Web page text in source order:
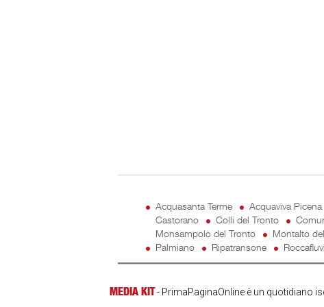
Acquasanta Terme Acquaviva Picena
Castorano
Colli del Tronto
Monsampolo del Tronto
Montalto
Palmiano
Ripatransone
MEDIA KIT- PrimaPaginaOnline è un quotidiano